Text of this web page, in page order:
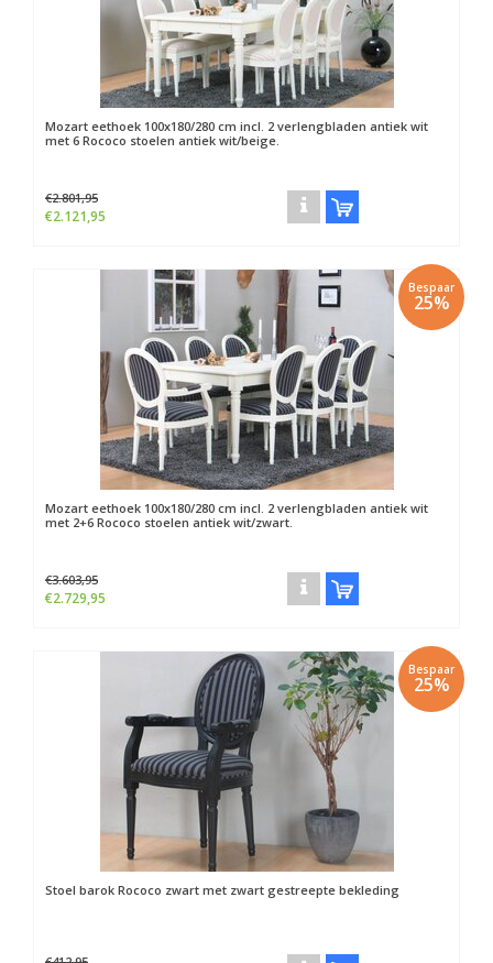
Mozart eethoek 100x180/280 cm incl. 2 verlengbladen antiek wit
met 6 Rococo stoelen antiek wit/beige.
€2.801,95
€2.121,95
Bespaar
25%
Mozart eethoek 100x180/280 cm incl. 2 verlengbladen antiek wit
met 2+6 Rococo stoelen antiek wit/zwart.
€3.603,95
€2.729,95
Bespaar
25%
Stoel barok Rococo zwart met zwart gestreepte bekleding